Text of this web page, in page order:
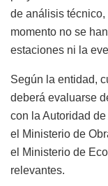
de análisis
momento no se
estaciones ni la
Según la entidad,
deberá evaluarse
con la Autoridad
el Ministerio de
el Ministerio de
relevantes.